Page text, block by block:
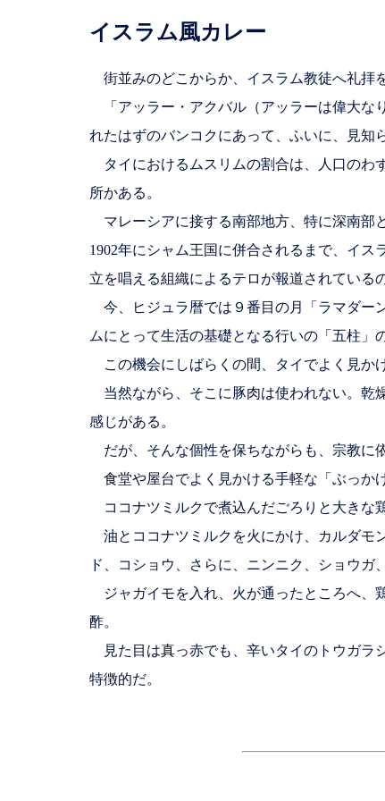
イスラム風カレー
街並みのどこからか、イスラム教徒へ礼拝
「アッラー・アクバル（アッラーは偉大な
れたはずのバンコクにあって、ふいに、見知
タイにおけるムスリムの割合は、人口のわ
所かある。
マレーシアに接する南部地方、特に深南部
1902年にシャム王国に併合されるまで、イ
立を唱える組織によるテロが報道されている
今、ヒジュラ暦では９番目の月「ラマダー
ムにとって生活の基礎となる行いの「五柱」
この機会にしばらくの間、タイでよく見か
当然ながら、そこに豚肉は使われない。乾
感じがある。
だが、そんな個性を保ちながらも、宗教に
食堂や屋台でよく見かける手軽な「ぶっか
ココナツミルクで煮込んだごろりと大きな
油とココナツミルクを火にかけ、カルダモ
ド、コショウ、さらに、ニンニク、ショウガ
ジャガイモを入れ、火が通ったところへ、
酢。
見た目は真っ赤でも、辛いタイのトウガラ
特徴的だ。